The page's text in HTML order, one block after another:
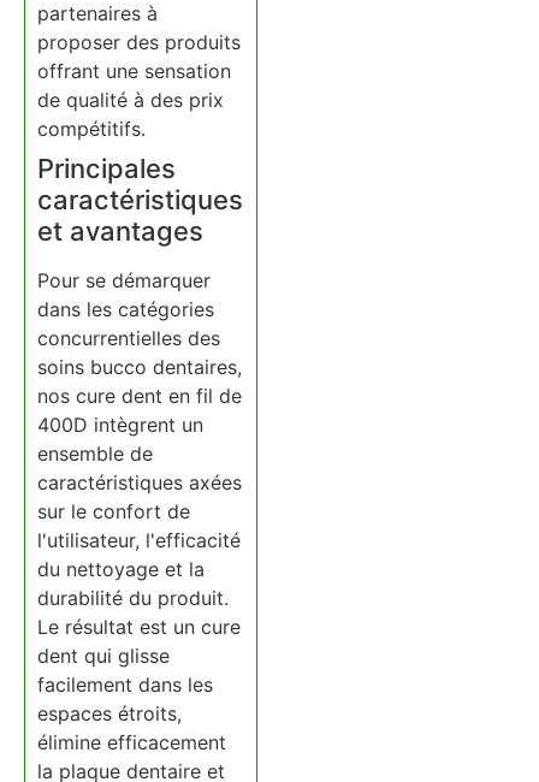
partenaires à
proposer des produits
offrant une sensation
de qualité à des prix
compétitifs.
Principales
caractéristiques
et avantages
Pour se démarquer
dans les catégories
concurrentielles des
soins bucco dentaires,
nos cure dent en fil de
400D intègrent un
ensemble de
caractéristiques axées
sur le confort de
l'utilisateur, l'efficacité
du nettoyage et la
durabilité du produit.
Le résultat est un cure
dent qui glisse
facilement dans les
espaces étroits,
élimine efficacement
la plaque dentaire et